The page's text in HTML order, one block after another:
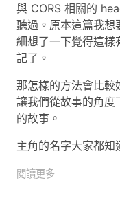
與 CORS 相關的
聽過。原本這篇我想
細想了一下覺得這樣
記了。
那怎樣的方法會比較
讓我們從故事的角度
的故事。
主角的名字大家都知
閱讀更多